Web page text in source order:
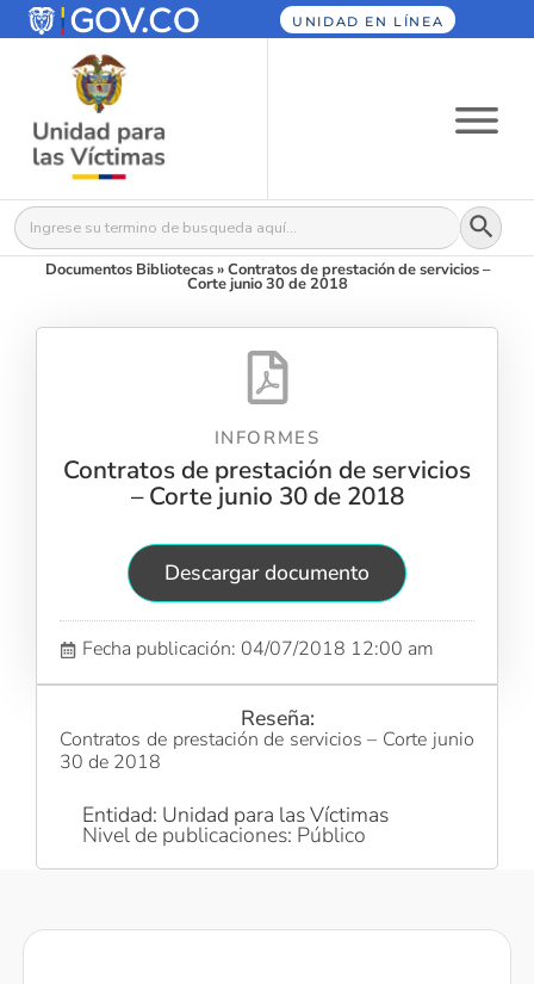
UNIDAD EN LÍNEA
Buscar: Botón
Documentos Bibliotecas»Contratos de prestación de servicios –
Corte junio 30 de 2018
INFORMES
Contratos de prestación de servicios
– Corte junio 30 de 2018
Descargar documento
Fecha publicación: 04/07/2018 12:00 am
Reseña:
Contratos de prestación de servicios – Corte junio
30 de 2018
Entidad: Unidad para las Víctimas
Nivel de publicaciones: Público